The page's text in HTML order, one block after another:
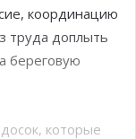
координацию
труда доплыть
береговую
которые